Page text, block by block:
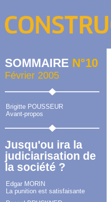
SOMMAIRE N°10
Février 2005
Brigitte POUSSEUR
Avant-propos
Jusqu'ou ira la
judiciarisation de
la société ?
Edgar MORIN
La punition est satisfaisante